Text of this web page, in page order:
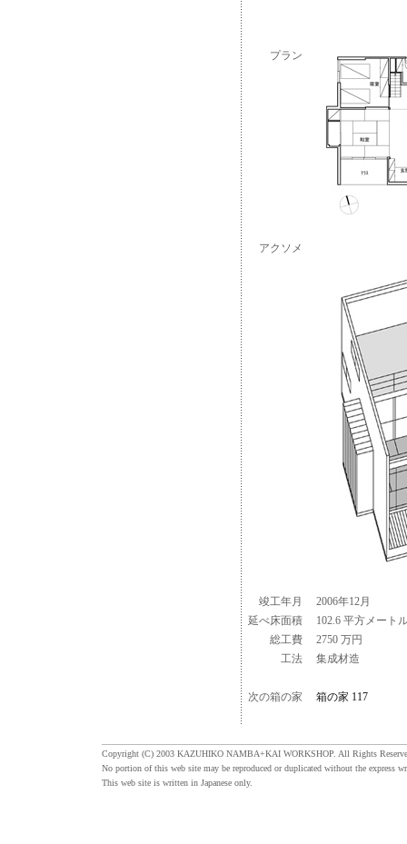
プラン
アクソメ
竣工年月
2006年12月
延べ床面積
102.6 平方メート
総工費
2750 万円
工法
集成材造
次の箱の家 箱の家 117
Copyright (C) 2003 KAZUHIKO NAMBA+KAI WORKSHOP. All Rights
No portion of this web site may be reproduced or duplicated without the express
This web site is written in Japanese only.